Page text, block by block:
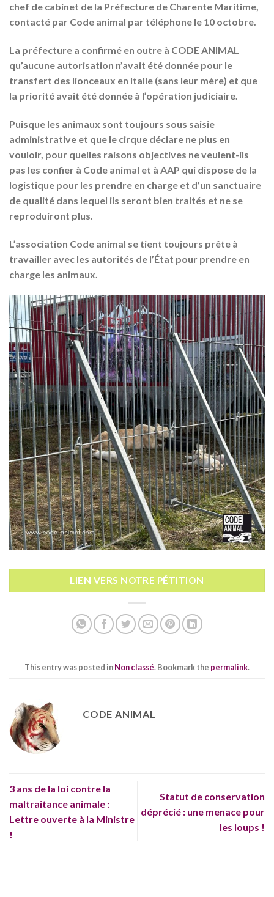
chef de cabinet de la Préfecture de Charente Maritime,
contacté par Code animal par téléphone le 10 octobre.
La préfecture a confirmé en outre à CODE ANIMAL
qu’aucune autorisation n’avait été donnée pour le
transfert des lionceaux en Italie (sans leur mère) et que
la priorité avait été donnée à l’opération judiciaire.
Puisque les animaux sont toujours sous saisie
administrative et que le cirque déclare ne plus en
vouloir, pour quelles raisons objectives ne veulent-ils
pas les confier à Code animal et à AAP qui dispose de la
logistique pour les prendre en charge et d’un sanctuaire
de qualité dans lequel ils seront bien traités et ne se
reproduiront plus.
L’association Code animal se tient toujours prête à
travailler avec les autorités de l’État pour prendre en
charge les animaux.
LIEN VERS NOTRE PÉTITION
This entry was posted inNon classé. Bookmark the permalink.
CODE ANIMAL
3 ans de la loi contre la
maltraitance animale :
Lettre ouverte à la Ministre
!
Statut de conservation
déprécié : une menace pour
les loups !